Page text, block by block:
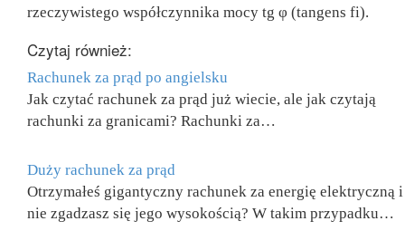
rzeczywistego współczynnika mocy tg φ (tangens fi).
Czytaj również:
Rachunek za prąd po angielsku
Jak czytać rachunek za prąd już wiecie, ale jak czytają
rachunki za granicami? Rachunki za…
Duży rachunek za prąd
Otrzymałeś gigantyczny rachunek za energię elektryczną i
nie zgadzasz się jego wysokością? W takim przypadku…